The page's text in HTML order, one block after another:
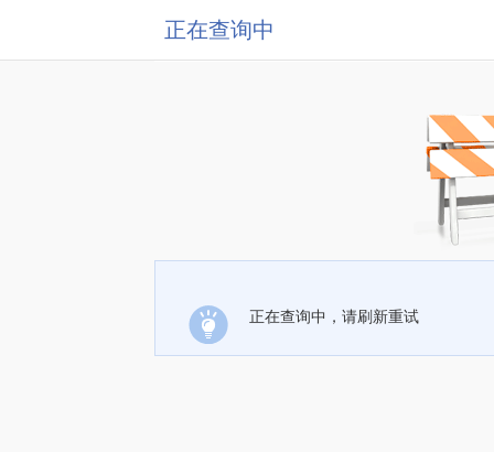
正在查询中
正在查询中，请刷新重试